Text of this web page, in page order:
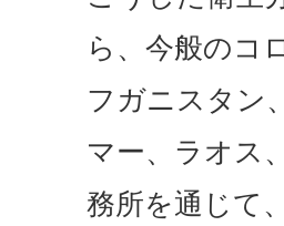
ら、今般のコ
フガニスタン
マー、ラオス
務所を通じて